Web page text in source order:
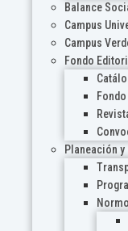
Balance
Campus
Campus
Fondo
Planeación